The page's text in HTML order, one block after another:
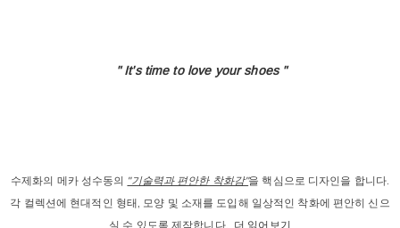
" It's time to loveyour shoes "
수제화의 메카 성수동의 "기술력과 편안한 착화감"을 핵심으로 디자인을 합니다.
각 컬렉션에 현대적인 형태, 모양 및 소재를 도입해 일상적인 착화에 편안히 신으
실 수 있도록 제작합니다. 더 읽어보기